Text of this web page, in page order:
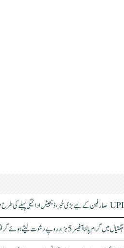
UPI صارفین کے لیے بڑی خبر، ڈیجیٹل ادائیگی پہلے کی طرح مفت رہے گی
جگتیال میں گرام پالنا آفیسر 5 ہزار روپے رشوت لیتے ہوئے گرفتار